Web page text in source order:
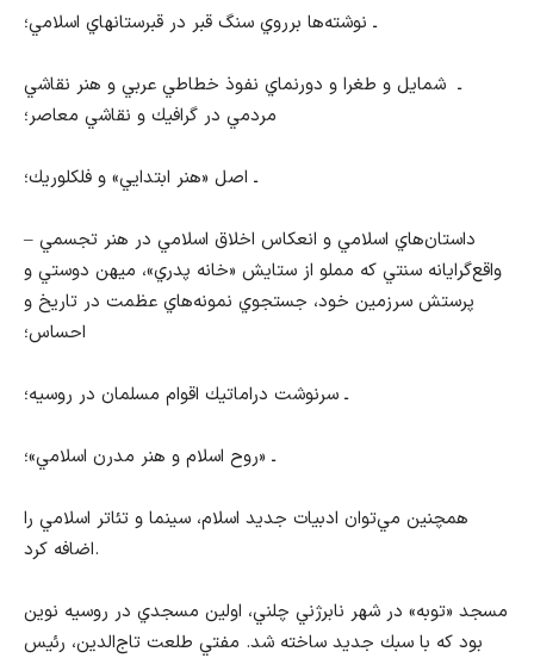
ـ نوشته‌ها برروي سنگ قبر در قبرستانهاي اسلامي؛
ـ شمايل و طغرا و دورنماي نفوذ خطاطي عربي و هنر نقاشي
مردمي در گرافيك و نقاشي معاصر؛
ـ اصل «هنر ابتدايي» و فلكلوريك؛
– داستان‌هاي اسلامي و انعكاس اخلاق اسلامي در هنر تجسمي
واقع‌گرايانه سنتي كه مملو از ستايش «خانه پدري»، ميهن دوستي و
پرستش سرزمين خود، جستجوي نمونه‌هاي عظمت در تاريخ و
احساس؛
ـ سرنوشت دراماتيك اقوام مسلمان در روسيه؛
ـ «روح اسلام و هنر مدرن اسلامي»؛
همچنين مي‌توان ادبيات جديد اسلام، سينما و تئاتر اسلامي را
اضافه كرد.
مسجد «توبه» در شهر نابرژني چلني، اولين مسجدي در روسيه نوين
بود كه با سبك جديد ساخته شد. مفتي طلعت تاج‌الدين، رئيس